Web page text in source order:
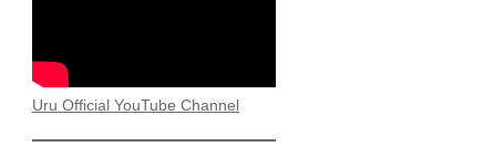
Uru Official YouTube Channel